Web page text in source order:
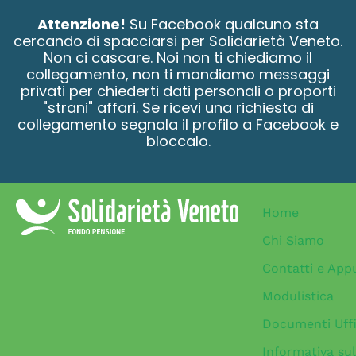
Attenzione! Su Facebook qualcuno sta
cercando di spacciarsi per Solidarietà Veneto.
Non ci cascare. Noi non ti chiediamo il
collegamento, non ti mandiamo messaggi
privati per chiederti dati personali o proporti
"strani" affari. Se ricevi una richiesta di
collegamento segnala il profilo a Facebook e
bloccalo.
Home
Chi Siamo
Contatti e
Modulistica
Documenti
Informativa